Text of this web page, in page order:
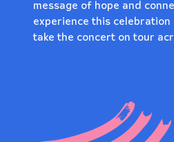
message of hope and
experience this celebration
take the concert on tour